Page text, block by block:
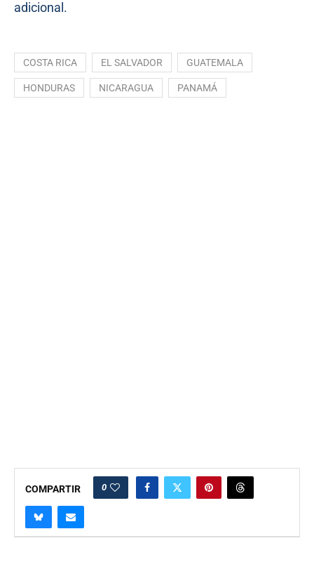
adicional.
COSTA RICA EL SALVADOR GUATEMALA
HONDURAS NICARAGUA PANAMÁ
COMPARTIR 0